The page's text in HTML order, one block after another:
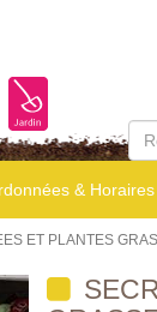
& Horaires
ET PLANTES